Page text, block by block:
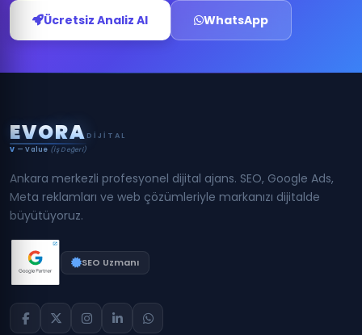
Ücretsiz Analiz Al WhatsApp
EVORA DIJITAL
V — Value (İş Değeri)
Ankara merkezli profesyonel dijital ajans. SEO, Google Ads,
Meta reklamları ve web çözümleriyle markanızı dijitalde
büyütüyoruz.
SEO Uzmanı